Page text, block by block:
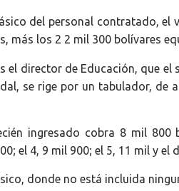
del personal contratado,
más los 2 2 mil 300 bolívares
el director de Educación, que
se rige por un tabulador, de
ingresado cobra 8 mil 800
el 4, 9 mil 900; el 5, 11 mil y
donde no está incluida